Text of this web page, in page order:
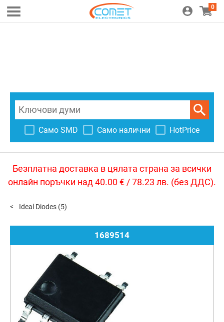
0
Само SMD Само налични HotPrice
Безплатна доставка в цялата страна за всички
онлайн поръчки над 40.00 € / 78.23 лв. (без ДДС).
Ideal Diodes (5)
1689514